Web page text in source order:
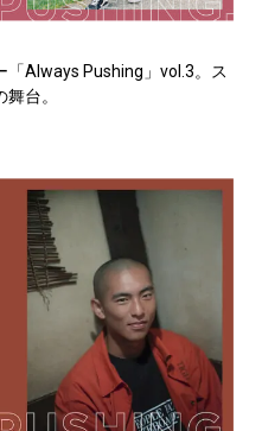
Always Pushing」vol.3。ス
台。